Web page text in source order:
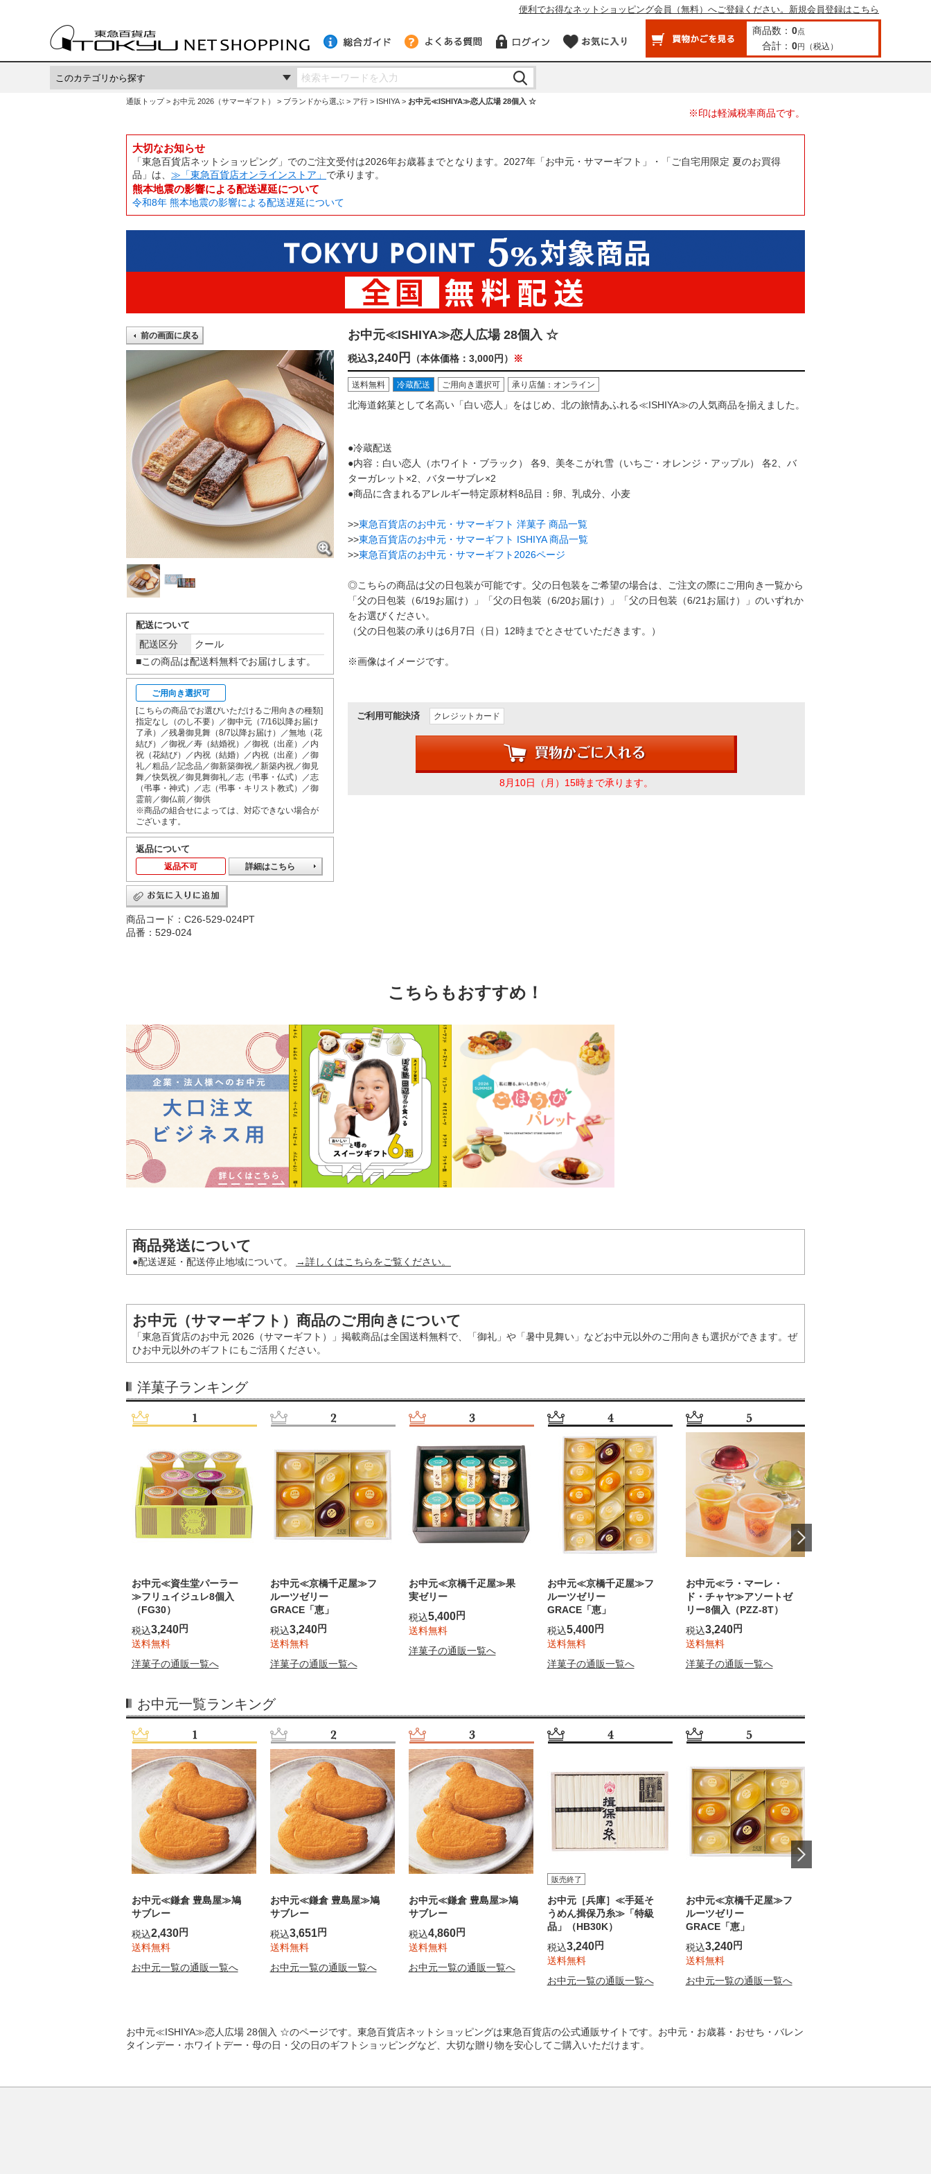
便利でお得なネットショッピング会員（無料）へご登録ください。新規会員登録はこちら
商品数： 0点
合計： 0円 （税込）
通販トップ お中元 2026（サマーギフト） ブランドから選ぶ ア行 ISHIYA お中元≪ISHIYA≫恋人広場 28個入 ☆
※印は軽減税率商品です。
大切なお知らせ
「東急百貨店ネットショッピング」でのご注文受付は2026年お歳暮までとなります。2027年「お中元・サマーギフト」・「ご自宅用限定 夏のお買得
品」は、 ≫「東急百貨店オンラインストア」 で承ります。
熊本地震の影響による配送遅延について
令和8年 熊本地震の影響による配送遅延について
お中元≪ISHIYA≫恋人広場 28個入 ☆
税込3,240円 （本体価格：3,000円） ※
送料無料 冷蔵配送 ご用向き選択可 承り店舗：オンライン
北海道銘菓として名高い「白い恋人」をはじめ、北の旅情あふれる≪ISHIYA≫の人気商品を揃えました。
●冷蔵配送
●内容：白い恋人（ホワイト・ブラック） 各9、美冬こがれ雪（いちご・オレンジ・アップル） 各2、バ
ターガレット×2、バターサブレ×2
●商品に含まれるアレルギー特定原材料8品目：卵、乳成分、小麦
>>東急百貨店のお中元・サマーギフト 洋菓子 商品一覧
>>東急百貨店のお中元・サマーギフト ISHIYA 商品一覧
>>東急百貨店のお中元・サマーギフト2026ページ
◎こちらの商品は父の日包装が可能です。父の日包装をご希望の場合は、ご注文の際にご用向き一覧から
「父の日包装（6/19お届け）」「父の日包装（6/20お届け）」「父の日包装（6/21お届け）」のいずれか
をお選びください。
（父の日包装の承りは6月7日（日）12時までとさせていただきます。）
※画像はイメージです。
ご利用可能決済 クレジットカード
8月10日（月）15時まで承ります。
前の画面に戻る
配送について
配送区分
クール
■この商品は配送料無料でお届けします。
ご用向き選択可
[こちらの商品でお選びいただけるご用向きの種類]
指定なし（のし不要）／御中元（7/16以降お届け
了承）／残暑御見舞（8/7以降お届け）／無地（花
結び）／御祝／寿（結婚祝）／御祝（出産）／内
祝（花結び）／内祝（結婚）／内祝（出産）／御
礼／粗品／記念品／御新築御祝／新築内祝／御見
舞／快気祝／御見舞御礼／志（弔事・仏式）／志
（弔事・神式）／志（弔事・キリスト教式）／御
霊前／御仏前／御供
※商品の組合せによっては、対応できない場合が
ございます。
返品について
返品不可 詳細はこちら
商品コード：C26-529-024PT
品番：529-024
こちらもおすすめ！
商品発送について
●配送遅延・配送停止地域について。 →詳しくはこちらをご覧ください。
お中元（サマーギフト）商品のご用向きについて
「東急百貨店のお中元 2026（サマーギフト）」掲載商品は全国送料無料で、「御礼」や「暑中見舞い」などお中元以外のご用向きも選択ができます。ぜ
ひお中元以外のギフトにもご活用ください。
洋菓子ランキング
お中元≪資生堂パーラー
≫フリュイジュレ8個入
（FG30）
税込3,240円
送料無料
洋菓子の通販一覧へ
お中元≪京橋千疋屋≫フ
ルーツゼリー
GRACE「恵」
税込3,240円
送料無料
洋菓子の通販一覧へ
お中元≪京橋千疋屋≫果
実ゼリー
税込5,400円
送料無料
洋菓子の通販一覧へ
お中元≪京橋千疋屋≫フ
ルーツゼリー
GRACE「恵」
税込5,400円
送料無料
洋菓子の通販一覧へ
お中元≪ラ・マーレ・
ド・チャヤ≫アソートゼ
リー8個入（PZZ-8T）
税込3,240円
送料無料
洋菓子の通販一覧へ
お中元一覧ランキング
お中元≪鎌倉 豊島屋≫鳩
サブレー
税込2,430円
送料無料
お中元一覧の通販一覧へ
お中元≪鎌倉 豊島屋≫鳩
サブレー
税込3,651円
送料無料
お中元一覧の通販一覧へ
お中元≪鎌倉 豊島屋≫鳩
サブレー
税込4,860円
送料無料
お中元一覧の通販一覧へ
販売終了
お中元［兵庫］≪手延そ
うめん揖保乃糸≫「特級
品」（HB30K）
税込3,240円
送料無料
お中元一覧の通販一覧へ
お中元≪京橋千疋屋≫フ
ルーツゼリー
GRACE「恵」
税込3,240円
送料無料
お中元一覧の通販一覧へ
お中元≪ISHIYA≫恋人広場 28個入 ☆のページです。東急百貨店ネットショッピングは東急百貨店の公式通販サイトです。 お中元 ・ お歳暮 ・ おせち ・ バレン
タインデー ・ ホワイトデー ・ 母の日 ・ 父の日のギフトショッピングなど、大切な贈り物を安心してご購入いただけます。